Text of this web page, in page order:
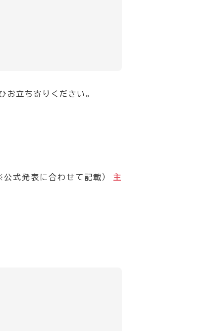
立ち寄りください。
式発表に合わせて記載） 主